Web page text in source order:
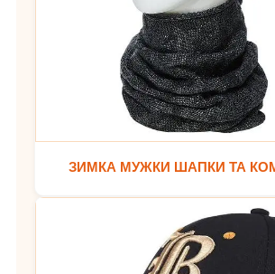
ЗИМКА МУЖКИ ШАПКИ ТА